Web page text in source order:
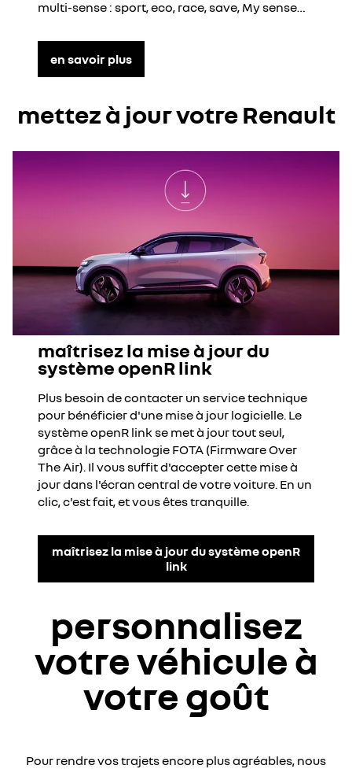
multi-sense : sport, eco, race, save, My sense…
en savoir plus
mettez à jour votre Renault
maîtrisez la mise à jour du
système openR link
Plus besoin de contacter un service technique
pour bénéficier d'une mise à jour logicielle. Le
système openR link se met à jour tout seul,
grâce à la technologie FOTA (Firmware Over
The Air). Il vous suffit d'accepter cette mise à
jour dans l'écran central de votre voiture. En un
clic, c'est fait, et vous êtes tranquille.
maîtrisez la mise à jour du système openR
link
personnalisez
votre véhicule à
votre goût
Pour rendre vos trajets encore plus agréables, nous